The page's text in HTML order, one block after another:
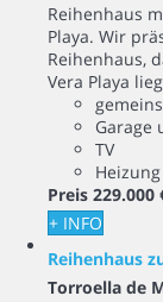
Reihenhaus
Playa. Wir
Reihenhaus,
Vera Playa
Garage
TV
Heizung
Preis 229.000
+ INFO
Reihenhaus
Torroella de